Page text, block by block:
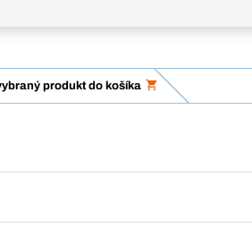
produkt do košíka